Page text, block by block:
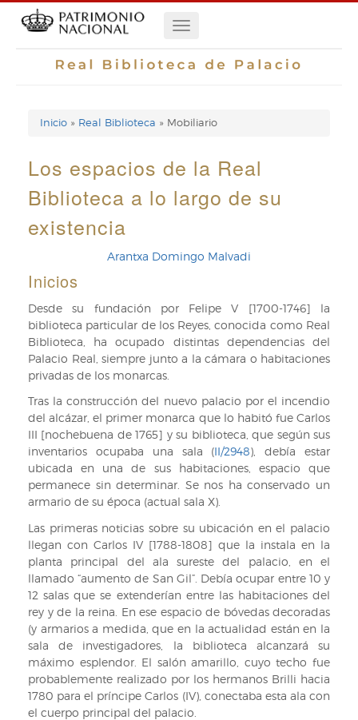
Navegación
principal
Enlaces
de
ayuda
de
navegación
Inicio Real Biblioteca Mobiliario
Los espacios de la Real
Biblioteca a lo largo de su
existencia
Arantxa Domingo Malvadi
Inicios
Desde su fundación por Felipe V [1700-1746] la
biblioteca particular de los Reyes, conocida como Real
Biblioteca, ha ocupado distintas dependencias del
Palacio Real, siempre junto a la cámara o habitaciones
privadas de los monarcas.
Tras la construcción del nuevo palacio por el incendio
del alcázar, el primer monarca que lo habitó fue Carlos
III [nochebuena de 1765] y su biblioteca, que según sus
inventarios ocupaba una sala (II/2948), debía estar
ubicada en una de sus habitaciones, espacio que
permanece sin determinar. Se nos ha conservado un
armario de su época (actual sala X).
Las primeras noticias sobre su ubicación en el palacio
llegan con Carlos IV [1788-1808] que la instala en la
planta principal del ala sureste del palacio, en el
llamado “aumento de San Gil”. Debía ocupar entre 10 y
12 salas que se extenderían entre las habitaciones del
rey y de la reina. En ese espacio de bóvedas decoradas
(y armarios a medida, que en la actualidad están en la
sala de investigadores, la biblioteca alcanzará su
máximo esplendor. El salón amarillo, cuyo techo fue
probablemente realizado por los hermanos Brilli hacia
1780 para el príncipe Carlos (IV), conectaba esta ala con
el cuerpo principal del palacio.